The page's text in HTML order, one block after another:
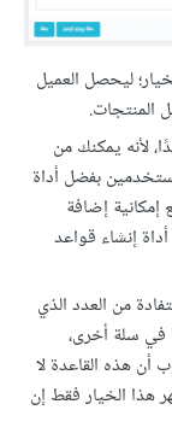
ليحصل العميل
لأنه يمكنك من
بفضل أداة
إضافة
إنشاء قواعد
من العدد الذي
في سلة أخرى،
أن هذه القاعدة لا
هذا الخيار فقط إن